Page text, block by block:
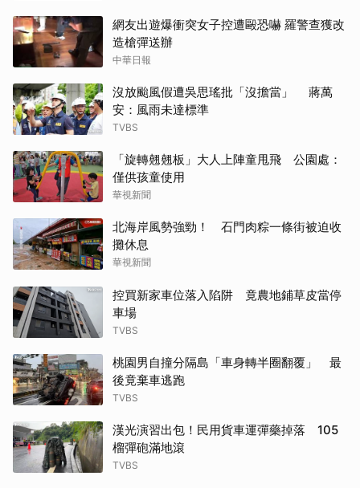
網友出遊爆衝突女子控遭毆恐嚇 羅警查獲改
造槍彈送辦
中華日報
沒放颱風假遭吳思瑤批「沒擔當」 蔣萬
安：風雨未達標準
TVBS
「旋轉翹翹板」大人上陣童甩飛 公園處：
僅供孩童使用
華視新聞
北海岸風勢強勁！ 石門肉粽一條街被迫收
攤休息
華視新聞
控買新家車位落入陷阱 竟農地鋪草皮當停
車場
TVBS
桃園男自撞分隔島「車身轉半圈翻覆」 最
後竟棄車逃跑
TVBS
漢光演習出包！民用貨車運彈藥掉落 105
榴彈砲滿地滾
TVBS